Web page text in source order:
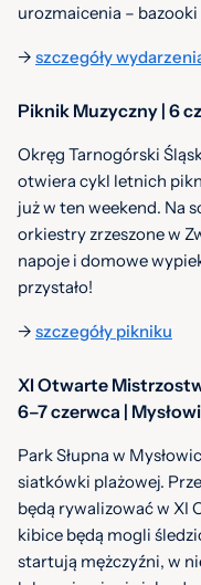
urozmaicenia – bazooki
-> szczegóły
Piknik Muzyczny | 6
Okręg Tarnogórski
otwiera cykl letnich
już w ten weekend. Na
orkiestry zrzeszone w
napoje i domowe
przystało!
-> szczegóły pikniku
XI Otwarte
6–7 czerwca |
Park Słupna w
siatkówki plażowej.
będą rywalizować w XI
kibice będą mogli
startują mężczyźni, w